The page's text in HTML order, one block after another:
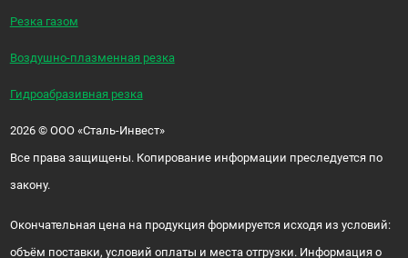
Резка газом
Воздушно-плазменная резка
Гидроабразивная резка
2026 ©ООО «Сталь-Инвест»
Все права защищены. Копирование информации преследуется по
закону.
Окончательная цена на продукция формируется исходя из условий:
объём поставки, условий оплаты и места отгрузки. Информация о